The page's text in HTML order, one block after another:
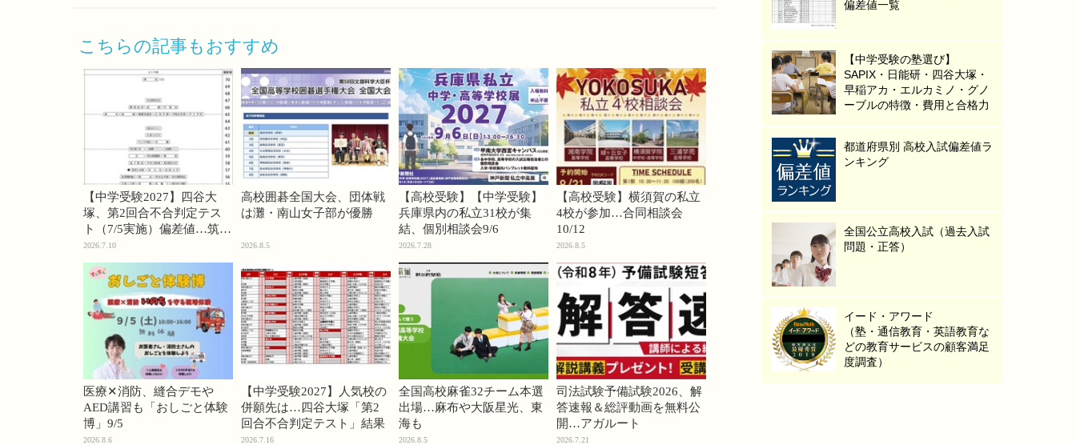
こちらの記事もおすすめ
【中学受験2027】四谷大
塚、第2回合不合判定テス
ト（7/5実施）偏差値…筑駒
74・桜蔭70＜PR＞
2026.7.10
高校囲碁全国大会、団体戦
は灘・南山女子部が優勝
2026.8.5
【高校受験】【中学受験】
兵庫県内の私立31校が集
結、個別相談会9/6
2026.7.28
【高校受験】横須賀の私立
4校が参加…合同相談会
10/12
2026.8.5
医療✕消防、縫合デモや
AED講習も「おしごと体験
博」9/5
2026.8.6
【中学受験2027】人気校の
併願先は…四谷大塚「第2
回合不合判定テスト」結果
2026.7.16
全国高校麻雀32チーム本選
出場…麻布や大阪星光、東
海も
2026.8.5
司法試験予備試験2026、解
答速報＆総評動画を無料公
開…アガルート
2026.7.21
偏差値一覧
【中学受験の塾選び】
SAPIX・日能研・四谷大塚・
早稲アカ・エルカミノ・グノ
ーブルの特徴・費用と合格力
都道府県別 高校入試偏差値ラ
ンキング
全国公立高校入試（過去入試
問題・正答）
イード・アワード
（塾・通信教育・英語教育な
どの教育サービスの顧客満足
度調査）